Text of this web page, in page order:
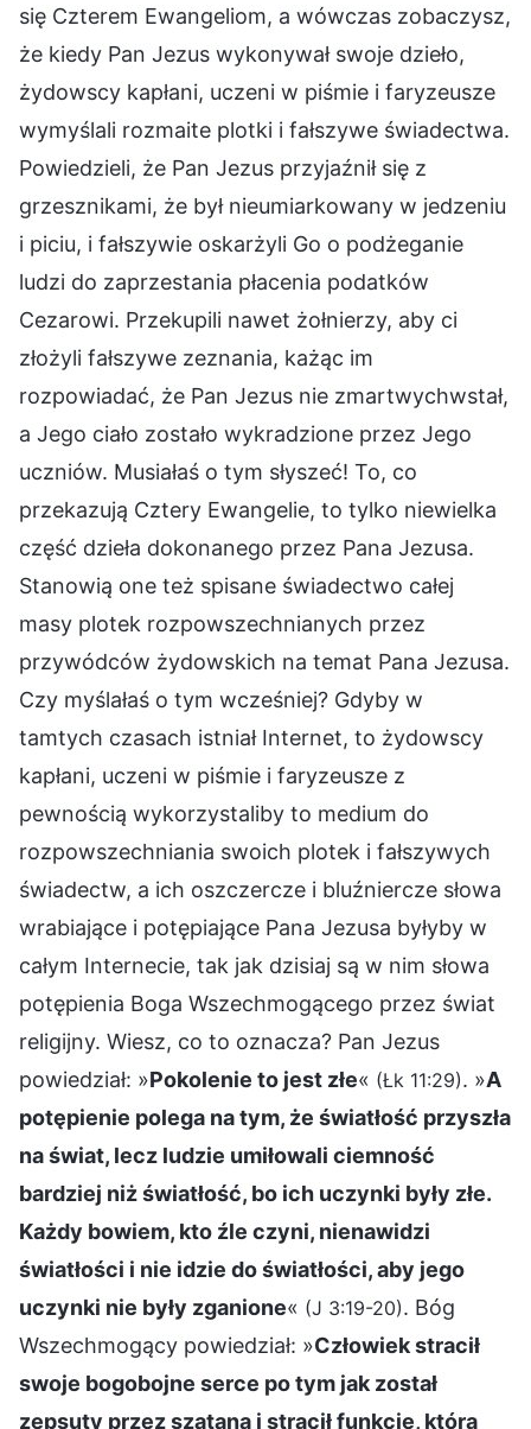
się Czterem Ewangeliom, a wówczas zobaczysz,
że kiedy Pan Jezus wykonywał swoje dzieło,
żydowscy kapłani, uczeni w piśmie i faryzeusze
wymyślali rozmaite plotki i fałszywe świadectwa.
Powiedzieli, że Pan Jezus przyjaźnił się z
grzesznikami, że był nieumiarkowany w jedzeniu
i piciu, i fałszywie oskarżyli Go o podżeganie
ludzi do zaprzestania płacenia podatków
Cezarowi. Przekupili nawet żołnierzy, aby ci
złożyli fałszywe zeznania, każąc im
rozpowiadać, że Pan Jezus nie zmartwychwstał,
a Jego ciało zostało wykradzione przez Jego
uczniów. Musiałaś o tym słyszeć! To, co
przekazują Cztery Ewangelie, to tylko niewielka
część dzieła dokonanego przez Pana Jezusa.
Stanowią one też spisane świadectwo całej
masy plotek rozpowszechnianych przez
przywódców żydowskich na temat Pana Jezusa.
Czy myślałaś o tym wcześniej? Gdyby w
tamtych czasach istniał Internet, to żydowscy
kapłani, uczeni w piśmie i faryzeusze z
pewnością wykorzystaliby to medium do
rozpowszechniania swoich plotek i fałszywych
świadectw, a ich oszczercze i bluźniercze słowa
wrabiające i potępiające Pana Jezusa byłyby w
całym Internecie, tak jak dzisiaj są w nim słowa
potępienia Boga Wszechmogącego przez świat
religijny. Wiesz, co to oznacza? Pan Jezus
powiedział: »Pokolenie to jest złe« (Łk 11:29). »A
potępienie polega na tym, że światłość przyszła
na świat, lecz ludzie umiłowali ciemność
bardziej niż światłość, bo ich uczynki były złe.
Każdy bowiem, kto źle czyni, nienawidzi
światłości i nie idzie do światłości, aby jego
uczynki nie były zganione« (J 3:19-20). Bóg
Wszechmogący powiedział: »Człowiek stracił
swoje bogobojne serce po tym jak został
zepsuty przez szatana i stracił funkcję, którą